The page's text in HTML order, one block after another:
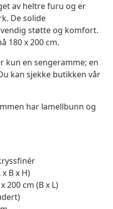
av heltre furu og er
De solide
støtte og komfort.
180 x 200 cm.
kun en sengeramme; en
kan sjekke butikken vår
har lamellbunn og
B x H)
200 cm (B x L)